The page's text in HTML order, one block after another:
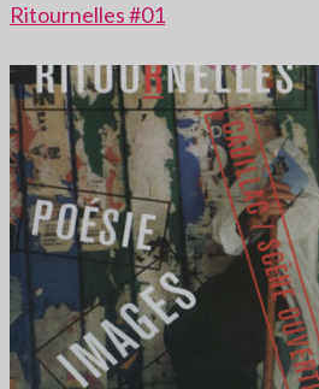
Ritournelles #01